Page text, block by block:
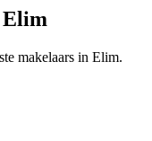
Elim
makelaars in Elim.